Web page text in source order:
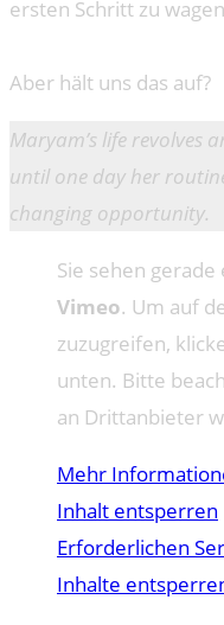
ersten Schritt zu
Aber hält uns das auf?
Maryam’s life revolves
until one day her
changing opportunity.
Sie sehen
Vimeo. Um auf
zuzugreifen,
unten. Bitte
an Drittanbieter
Mehr
Inhalt entsperren
Erforderlichen
Inhalte